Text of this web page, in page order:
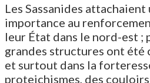
Les Sassanides attachaient
importance au
leur État dans le nord-est ;
grandes structures ont été
et surtout dans la
proteichismes, des